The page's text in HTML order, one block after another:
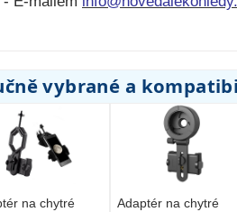
vybrané a
na chytré
Adaptér na chytré